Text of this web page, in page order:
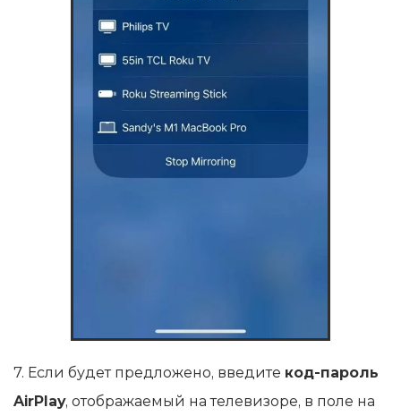
7. Если будет предложено, введите код-пароль
AirPlay, отображаемый на телевизоре, в поле на